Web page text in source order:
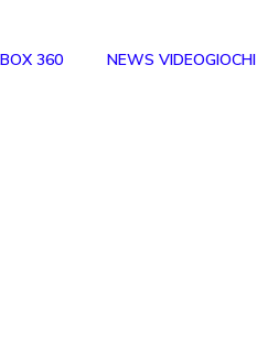
360 NEWS VIDEOGIOCHI